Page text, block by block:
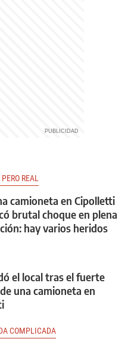
REAL
camioneta en Cipolletti
brutal choque en plena
hay varios heridos
el local tras el fuerte
una camioneta en
COMPLICADA